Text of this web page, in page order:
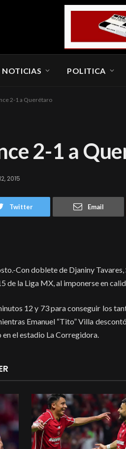
NOTICIAS POLITICA
2-1 a Querétaro
2-1 a
2015
Twitter Email
Con doblete de Djaniny
de la Liga MX, al imponerse en
12 y 73 para conseguir los
Emanuel “Tito” Villa
el estadio La Corregidora.